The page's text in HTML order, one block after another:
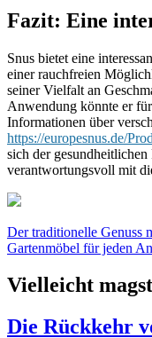
Fazit: Eine
Snus bietet eine
einer rauchfreien
seiner Vielfalt an
Anwendung könnte er
Informationen über
https://europesnus.de/
sich der
verantwortungsvoll mit
Der traditionelle Genuss
Gartenmöbel für jeden
Vielleicht
Die Rückkehr